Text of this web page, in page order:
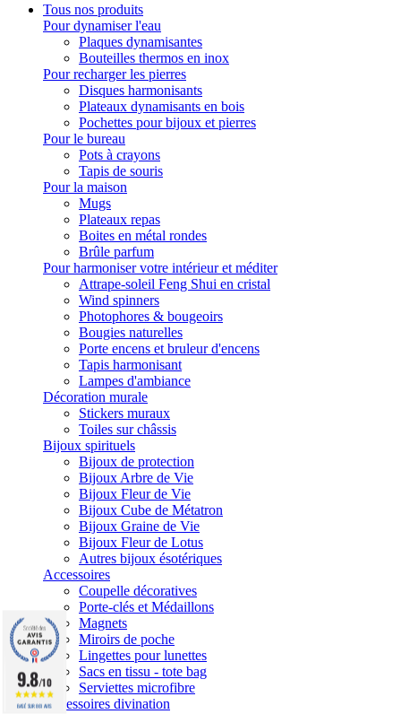
Tous nos produits
Pour dynamiser l'eau
Plaques dynamisantes
Bouteilles thermos en inox
Pour recharger les pierres
Disques harmonisants
Plateaux dynamisants en bois
Pochettes pour bijoux et pierres
Pour le bureau
Pots à crayons
Tapis de souris
Pour la maison
Mugs
Plateaux repas
Boites en métal rondes
Brûle parfum
Pour harmoniser votre intérieur et méditer
Attrape-soleil Feng Shui en cristal
Wind spinners
Photophores & bougeoirs
Bougies naturelles
Porte encens et bruleur d'encens
Tapis harmonisant
Lampes d'ambiance
Décoration murale
Stickers muraux
Toiles sur châssis
Bijoux spirituels
Bijoux de protection
Bijoux Arbre de Vie
Bijoux Fleur de Vie
Bijoux Cube de Métatron
Bijoux Graine de Vie
Bijoux Fleur de Lotus
Autres bijoux ésotériques
Accessoires
Coupelle décoratives
Porte-clés et Médaillons
Magnets
Miroirs de poche
Lingettes pour lunettes
Sacs en tissu - tote bag
Serviettes microfibre
Accessoires divination
9.8/10
BASÉ SUR 861 AVIS